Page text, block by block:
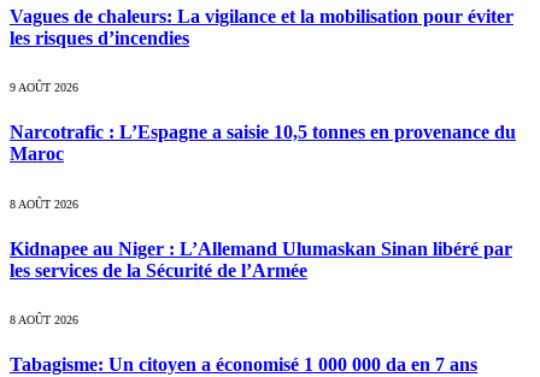
Vagues de chaleurs: La vigilance et la mobilisation pour éviter
les risques d’incendies
9 AOÛT 2026
Narcotrafic : L’Espagne a saisie 10,5 tonnes en provenance du
Maroc
8 AOÛT 2026
Kidnapee au Niger : L’Allemand Ulumaskan Sinan libéré par
les services de la Sécurité de l’Armée
8 AOÛT 2026
Tabagisme: Un citoyen a économisé 1 000 000 da en 7 ans